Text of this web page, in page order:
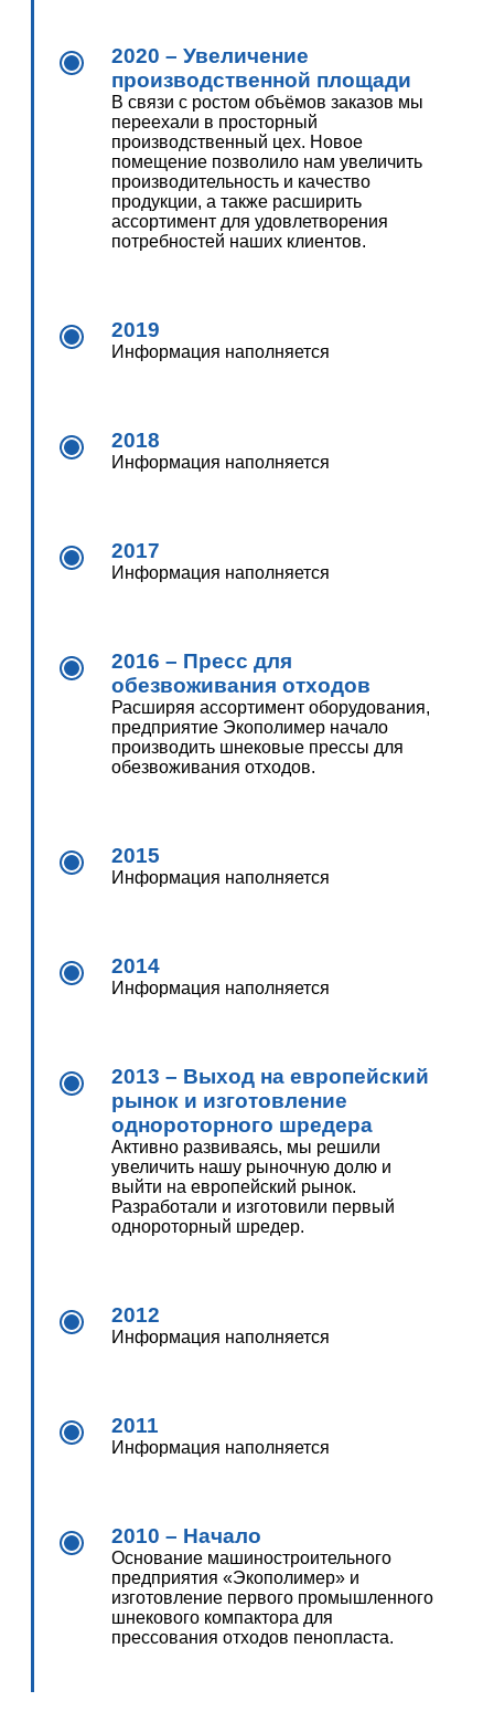
2010 – Начало
Основание машиностроительного
предприятия «Экополимер» и
изготовление первого промышленного
шнекового компактора для
прессования отходов пенопласта.
2011
Информация наполняется
2012
Информация наполняется
2013 – Выход на европейский
рынок и изготовление
однороторного шредера
Активно развиваясь, мы решили
увеличить нашу рыночную долю и
выйти на европейский рынок.
Разработали и изготовили первый
однороторный шредер.
2014
Информация наполняется
2015
Информация наполняется
2016 – Пресс для
обезвоживания отходов
Расширяя ассортимент оборудования,
предприятие Экополимер начало
производить шнековые прессы для
обезвоживания отходов.
2017
Информация наполняется
2018
Информация наполняется
2019
Информация наполняется
2020 – Увеличение
производственной площади
В связи с ростом объёмов заказов мы
переехали в просторный
производственный цех. Новое
помещение позволило нам увеличить
производительность и качество
продукции, а также расширить
ассортимент для удовлетворения
потребностей наших клиентов.